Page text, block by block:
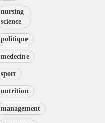
nursing
science
politique
medecine
sport
nutrition
management